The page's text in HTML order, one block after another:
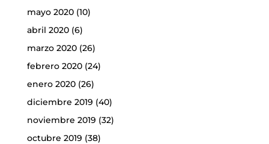
mayo 2020(10)
abril 2020(6)
marzo 2020(26)
febrero 2020(24)
enero 2020(26)
diciembre 2019 (40)
noviembre 2019 (32)
octubre 2019 (38)